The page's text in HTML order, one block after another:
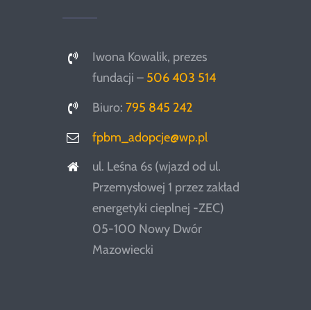
Iwona Kowalik, prezes
fundacji – 506 403 514
Biuro:795 845 242
fpbm_adopcje@wp.pl
ul. Leśna 6s (wjazd od ul.
Przemysłowej 1 przez zakład
energetyki cieplnej -ZEC)
05-100 Nowy Dwór
Mazowiecki